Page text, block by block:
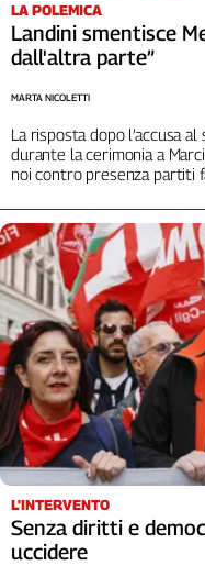
LA POLEMICA
Landini smentisce
dall'altra parte”
La risposta dopo l’accusa
durante la cerimonia a
noi contro presenza partiti
MARTA NICOLETTI
L'INTERVENTO
Senza diritti e
uccidere